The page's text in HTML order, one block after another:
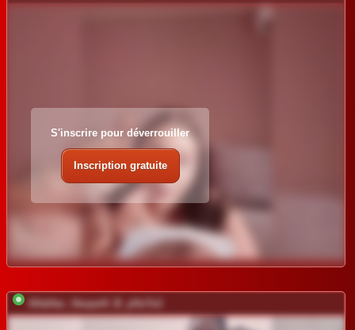
S'inscrire pour déverrouiller
Inscription gratuite
AHaHac_HaxpeH_B_yHuTa3